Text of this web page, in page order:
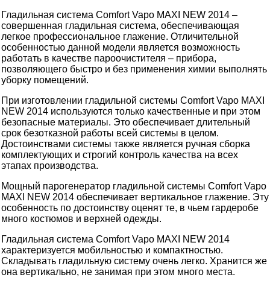
Гладильная система Comfort Vapo MAXI NEW 2014 –
совершенная гладильная система, обеспечивающая
легкое профессиональное глажение. Отличительной
особенностью данной модели является возможность
работать в качестве пароочистителя – прибора,
позволяющего быстро и без применения химии выполнять
уборку помещений.
При изготовлении гладильной системы Comfort Vapo MAXI
NEW 2014 используются только качественные и при этом
безопасные материалы. Это обеспечивает длительный
срок безотказной работы всей системы в целом.
Достоинствами системы также является ручная сборка
комплектующих и строгий контроль качества на всех
этапах производства.
Мощный парогенератор гладильной системы Comfort Vapo
MAXI NEW 2014 обеспечивает вертикальное глажение. Эту
особенность по достоинству оценят те, в чьем гардеробе
много костюмов и верхней одежды.
Гладильная система Comfort Vapo MAXI NEW 2014
характеризуется мобильностью и компактностью.
Складывать гладильную систему очень легко. Хранится же
она вертикально, не занимая при этом много места.